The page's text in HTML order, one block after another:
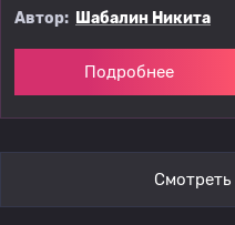
Автор: Шабалин Никита
Подробнее
Смотреть